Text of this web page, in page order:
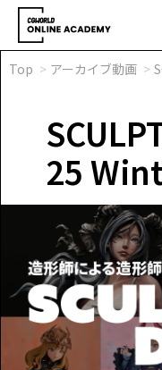
Top アーカイブ動画
25